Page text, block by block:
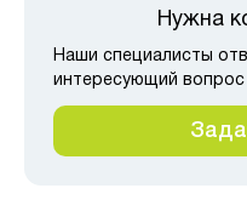
Нужна
Наши специалисты
интересующий вопрос